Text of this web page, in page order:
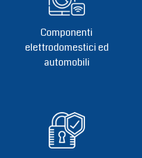
Componenti
elettrodomestici ed
automobili